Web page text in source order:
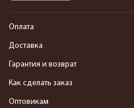
Оплата
Доставка
Гарантия и возврат
Как сделать заказ
Оптовикам